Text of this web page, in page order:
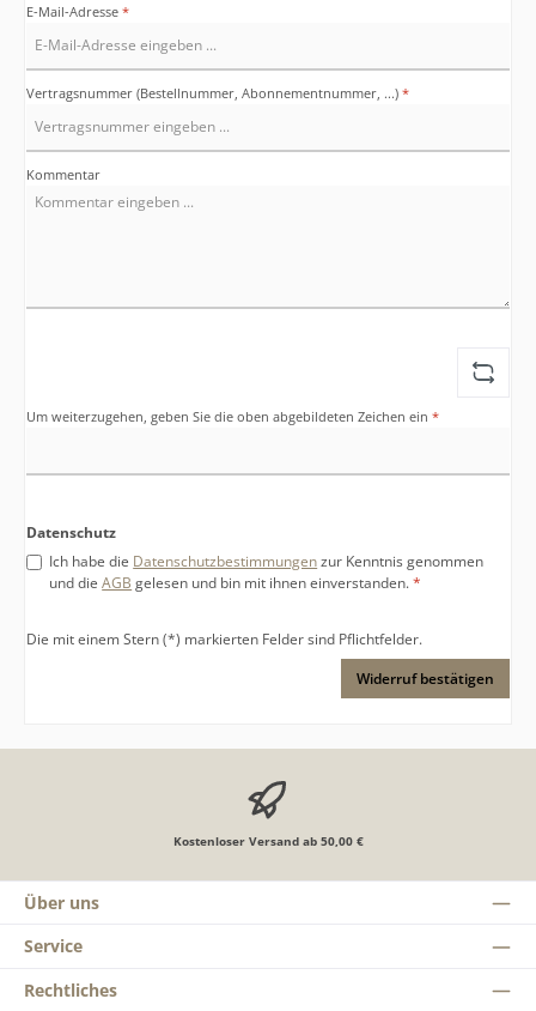
E-Mail-Adresse *
Vertragsnummer (Bestellnummer, Abonnementnummer, ...) *
Kommentar
Um weiterzugehen, geben Sie die oben abgebildeten Zeichen ein *
Datenschutz
Ich habe die Datenschutzbestimmungenzur Kenntnis genommen
und dieAGB gelesen und bin mit ihnen einverstanden.*
Die mit einem Stern (*) markierten Felder sind Pflichtfelder.
Widerruf bestätigen
Kostenloser Versand ab 50,00 €
Über uns
Service
Rechtliches